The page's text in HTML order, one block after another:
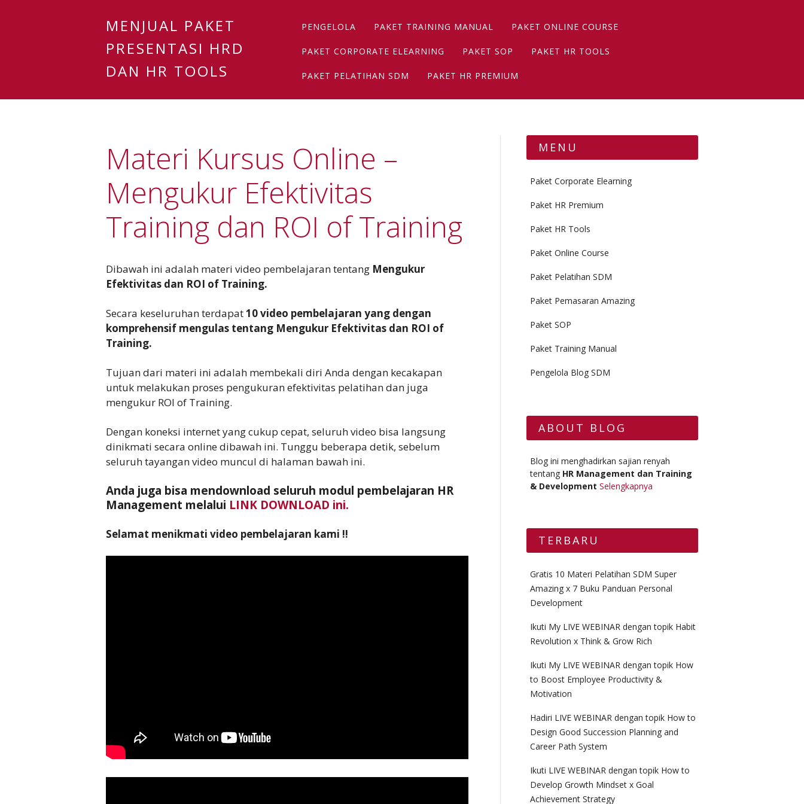
MENJUAL PAKET
PRESENTASI HRD
DAN HR TOOLS
Main menu
Skip
content
PENGELOLA PAKET TRAINING MANUAL PAKET ONLINE COURSE
PAKET CORPORATE ELEARNING PAKET SOP PAKET HR TOOLS
PAKET PELATIHAN SDM PAKET HR PREMIUM
Materi Kursus Online –
Mengukur Efektivitas
Training dan ROI of Training
Dibawah ini adalah materi video pembelajaran tentang Mengukur
Efektivitas dan ROI of Training.
Secara keseluruhan terdapat10 video pembelajaran yang dengan
komprehensif mengulas tentang Mengukur Efektivitas dan ROI of
Training.
Tujuan dari materi ini adalah membekali diri Anda dengan kecakapan
untuk melakukan proses pengukuran efektivitas pelatihan dan juga
mengukur ROI of Training.
Dengan koneksi internet yang cukup cepat, seluruh video bisa langsung
dinikmati secara online dibawah ini. Tunggu beberapa detik, sebelum
seluruh tayangan video muncul di halaman bawah ini.
Anda juga bisa mendownload seluruh modul pembelajaran HR
Management melalui LINK DOWNLOAD ini.
Selamat menikmati video pembelajaran kami !!
MENU
Paket Corporate Elearning
Paket HR Premium
Paket HR Tools
Paket Online Course
Paket Pelatihan SDM
Paket Pemasaran Amazing
Paket SOP
Paket Training Manual
Pengelola Blog SDM
ABOUT BLOG
Blog ini menghadirkan sajian renyah
tentang HR Management dan Training
& Development Selengkapnya
TERBARU
Gratis 10 Materi Pelatihan SDM Super
Amazing x 7 Buku Panduan Personal
Development
Ikuti My LIVE WEBINAR dengan topik Habit
Revolution x Think & Grow Rich
Ikuti My LIVE WEBINAR dengan topik How
to Boost Employee Productivity &
Motivation
Hadiri LIVE WEBINAR dengan topik How to
Design Good Succession Planning and
Career Path System
Ikuti LIVE WEBINAR dengan topik How to
Develop Growth Mindset x Goal
Achievement Strategy